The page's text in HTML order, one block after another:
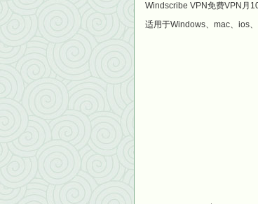
Windscribe VPN免费VPN月
适用于Windows、mac、ios